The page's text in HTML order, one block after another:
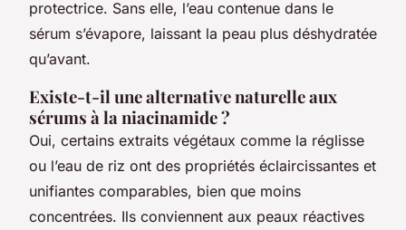
protectrice. Sans elle, l’eau contenue dans le
sérum s’évapore, laissant la peau plus déshydratée
qu’avant.
Existe-t-il une alternative naturelle aux
sérums à la niacinamide ?
Oui, certains extraits végétaux comme la réglisse
ou l’eau de riz ont des propriétés éclaircissantes et
unifiantes comparables, bien que moins
concentrées. Ils conviennent aux peaux réactives